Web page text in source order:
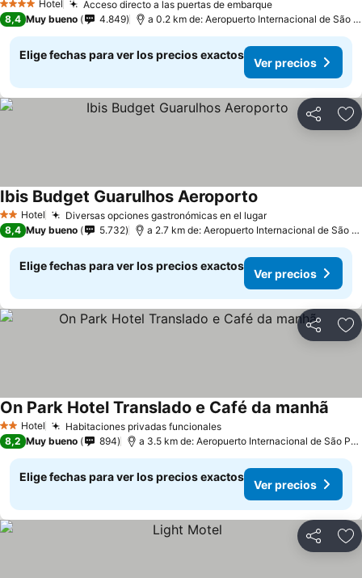
4 EstrellasHotel
Acceso directo a las puertas de embarque
8,4 Muy bueno 4.849 a 0.2 km de: Aeropuerto Internacional de São Paulo-Guarulhos
Elige fechas para ver los precios exactos
Ver precios
Compartir
2 Estrellas
Hotel Diversas opciones gastronómicas en el lugar
Ibis Budget Guarulhos Aeroporto
8,4 Muy bueno 5.732 a 2.7 km de: Aeropuerto Internacional de São Paulo-Guarulhos
Elige fechas para ver los precios exactos
Ver precios
Compartir
2 Estrellas
Hotel Habitaciones privadas funcionales
On Park Hotel Translado e Café da manhã
8,2 Muy bueno 894 a 3.5 km de: Aeropuerto Internacional de São Paulo-Guarulhos
Elige fechas para ver los precios exactos
Ver precios
Compartir